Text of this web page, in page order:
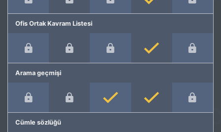
Ofis Ortak Kavram Listesi
Arama geçmişi
Cümle sözlüğü